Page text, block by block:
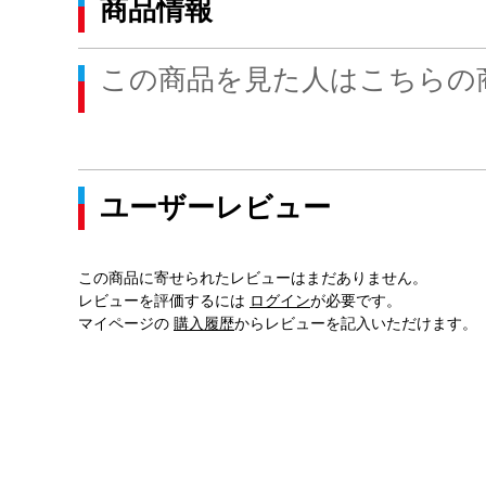
商品情報
この商品を見た人はこちら
ユーザーレビュー
この商品に寄せられたレビューはまだありません。
レビューを評価するには ログインが必要です。
マイページの 購入履歴からレビューを記入いただけます。